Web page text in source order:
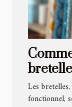
Les
fonctionnel,